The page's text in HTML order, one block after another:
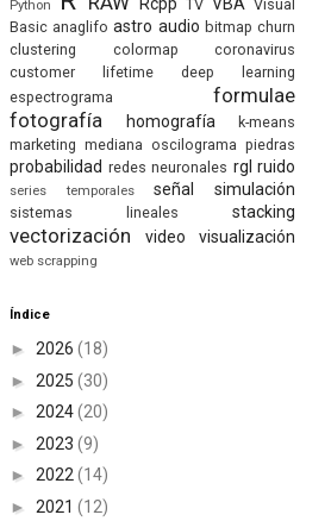
Python TV
Visual
Basic anaglifo astro audio bitmap churn
clustering
colormap
coronavirus
customer lifetime
deep learning
espectrograma
formulae
fotografía
homografía
k-means
marketing mediana oscilograma piedras
probabilidad redes neuronales rgl ruido
series temporales señal simulación
sistemas lineales stacking
vectorización video visualización
web scrapping
Índice
► 2026 (18)
► 2025 (30)
► 2024(20)
► 2023 (9)
► 2022(14)
► 2021 (12)